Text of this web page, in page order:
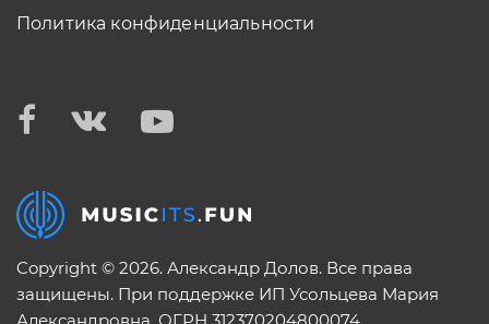
Политика конфиденциальности
Copyright © 2026. Александр Долов. Все права
защищены. При поддержке ИП Усольцева Мария